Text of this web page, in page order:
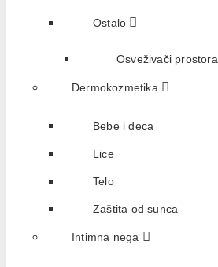
Ostalo
Osveživači prostora
Dermokozmetika
Bebe i deca
Lice
Telo
Zaštita od sunca
Intimna nega